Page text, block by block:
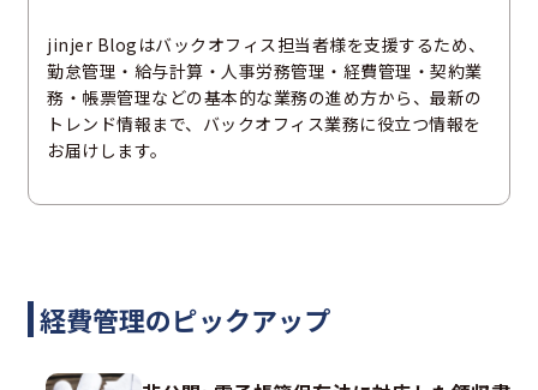
jinjer Blogはバックオフィス担当者様を支援するため、
勤怠管理・給与計算・人事労務管理・経費管理・契約業
務・帳票管理などの基本的な業務の進め方から、最新の
トレンド情報まで、バックオフィス業務に役立つ情報を
お届けします。
経費管理のピックアップ